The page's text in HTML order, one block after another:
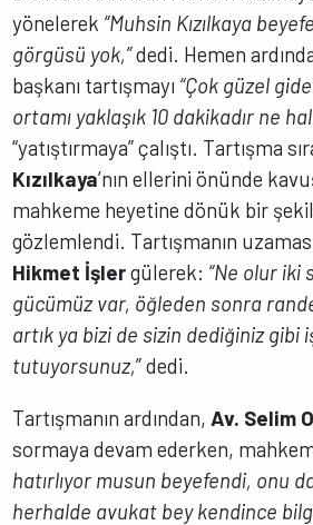
yönelerek “Muhsin Kızılkaya
görgüsü yok,”dedi. Hemen
başkanı tartışmayı “Çok güzel
ortamı yaklaşık 10 dakikadır ne
“yatıştırmaya” çalıştı. Tartışma
Kızılkaya’nın ellerini önünde
mahkeme heyetine dönük bir
gözlemlendi. Tartışmanın
Hikmet İşlergülerek: “Ne olur
gücümüz var, öğleden sonra
artık ya bizi de sizin dediğiniz gibi
tutuyorsunuz,” dedi.
Tartışmanın ardından, Av. Selim
sormaya devam ederken,
hatırlıyor musun beyefendi, onu
herhalde avukat bey kendince